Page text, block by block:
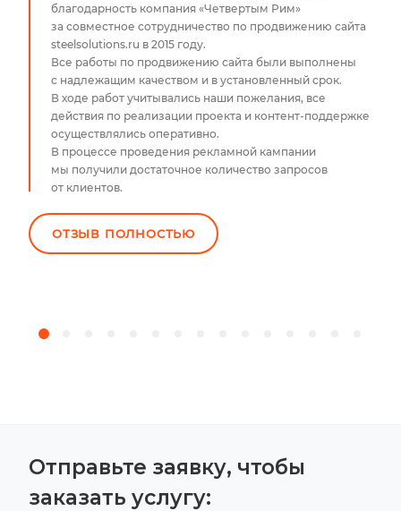
благодарность компания «Четвертым Рим»
за совместное сотрудничество по продвижению сайта
steelsolutions.ru в 2015 году.
Все работы по продвижению сайта были выполнены
с надлежащим качеством и в установленный срок.
В ходе работ учитывались наши пожелания, все
действия по реализации проекта и контент-поддержке
осуществлялись оперативно.
В процессе проведения рекламной кампании
мы получили достаточное количество запросов
от клиентов.
ОТЗЫВ ПОЛНОСТЬЮ
Отправьте заявку, чтобы
заказать услугу: